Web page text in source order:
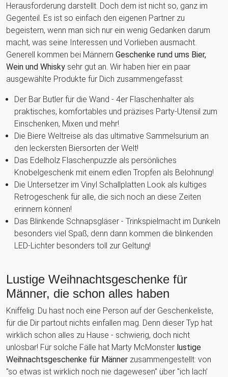
Herausforderung darstellt. Doch dem ist nicht so, ganz im
Gegenteil. Es ist so einfach den eigenen Partner zu
begeistern, wenn man sich nur ein wenig Gedanken darum
macht, was seine Interessen und Vorlieben ausmacht.
Generell kommen bei Männern Geschenke rund ums Bier,
Wein und Whisky sehr gut an. Wir haben hier ein paar
ausgewählte Produkte für Dich zusammengefasst:
Der Bar Butler für die Wand - 4er Flaschenhalter als
praktisches, komfortables und präzises Party-Utensil zum
Einschenken, Mixen und mehr!
Die Biere Weltreise als das ultimative Sammelsurium an
den leckersten Biersorten der Welt!
Das Edelholz Flaschenpuzzle als persönliches
Knobelgeschenk mit einem edlen Tropfen als Belohnung!
Die Untersetzer im Vinyl Schallplatten Look als kultiges
Retrogeschenk für alle, die sich noch an diese Zeiten
erinnern können!
Das Blinkende Schnapsgläser - Trinkspielmacht im Dunkeln
besonders viel Spaß, denn dann kommen die blinkenden
LED-Lichter besonders toll zur Geltung!
Lustige Weihnachtsgeschenke für
Männer, die schon alles haben
Kniffelig: Du hast noch eine Person auf der Geschenkeliste,
für die Dir partout nichts einfallen mag. Denn dieser Typ hat
wirklich schon alles zu Hause - schwierig, doch nicht
unlösbar! Für solche Fälle hat Marty McMonster lustige
Weihnachtsgeschenke für Männer zusammengestellt: von
"so etwas ist wirklich noch nie dagewesen" über "ich lach’